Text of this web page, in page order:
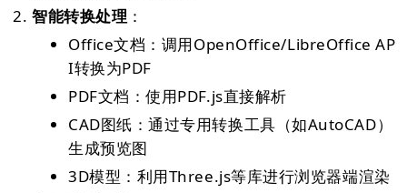
智能转换处理 ：
Office文档：调用OpenOffice/LibreOffice AP
I转换为PDF
PDF文档：使用PDF.js直接解析
CAD图纸：通过专用转换工具（如AutoCAD）
生成预览图
3D模型：利用Three.js等库进行浏览器端渲染